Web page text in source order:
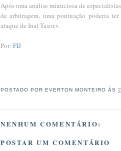
Após uma análise minuciosa de
de arbitragem, uma pontuação poderia
ataque de Inal Tasoev.
Por: FIJ
POSTADO POR EVERTON MONTEIRO ÀS
NENHUM COMENTÁRIO:
POSTAR UM COMENTÁRIO